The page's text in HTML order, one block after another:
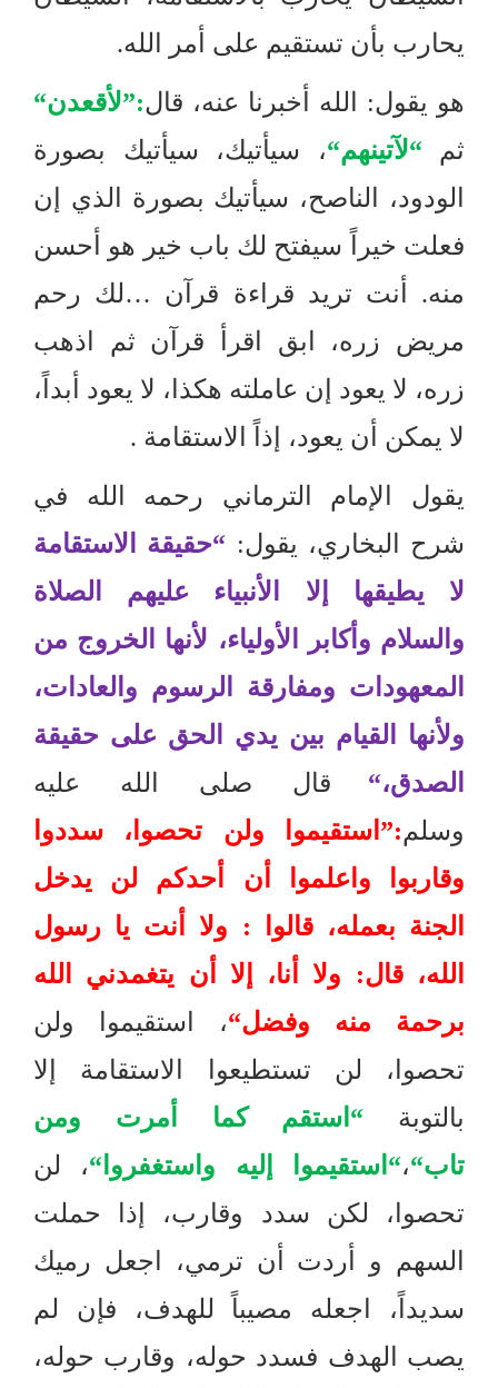
يحارب بأن تستقيم على أمر الله.
هو يقول: الله أخبرنا عنه، قال:”لأقعدن“
ثم“لآتينهم“، سيأتيك، سيأتيك بصورة
الودود، الناصح، سيأتيك بصورة الذي إن
فعلت خيراً سيفتح لك باب خير هو أحسن
منه. أنت تريد قراءة قرآن …لك رحم
مريض زره، ابق اقرأ قرآن ثم اذهب
زره، لا يعود إن عاملته هكذا، لا يعود أبداً،
لا يمكن أن يعود، إذاً الاستقامة .
يقول الإمام الترماني رحمه الله في
شرح البخاري، يقول:
“حقيقة الاستقامة
لا يطيقها إلا الأنبياء عليهم الصلاة
والسلام وأكابر الأولياء، لأنها الخروج من
المعهودات ومفارقة الرسوم والعادات،
ولأنها القيام بين يدي الحق على حقيقة
الصدق،“
قال صلى الله عليه
وسلم:” استقيموا ولن تحصوا، سددوا
وقاربوا واعلموا أن أحدكم لن يدخل
الجنة بعمله، قالوا : ولا أنت يا رسول
الله، قال: ولا أنا، إلا أن يتغمدني الله
برحمة منه وفضل“، استقيموا ولن
تحصوا، لن تستطيعوا الاستقامة إلا
بالتوبة “ استقم كما أمرت ومن
تاب“،“ استقيموا إليه واستغفروا “، لن
تحصوا، لكن سدد وقارب، إذا حملت
السهم و أردت أن ترمي، اجعل رميك
سديداً، اجعله مصيباً للهدف، فإن لم
يصب الهدف فسدد حوله، وقارب حوله،